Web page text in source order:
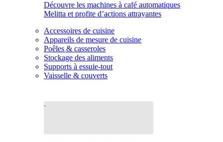
Découvre les machines à café automatiques
Melitta et profite d’actions attrayantes
Accessoires de cuisine
Appareils de mesure de cuisine
Poêles & casseroles
Stockage des aliments
Supports à essuie-tout
Vaisselle & couverts